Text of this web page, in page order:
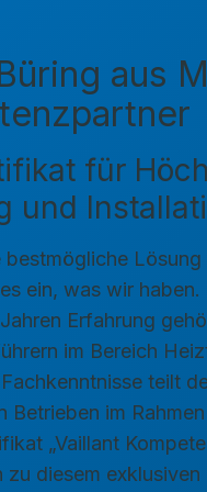
aus
für
und
bestmögliche
ein, was wir
Erfahrung
im Bereich
teilt
Betrieben im
„Vaillant
zu diesem exklusiven